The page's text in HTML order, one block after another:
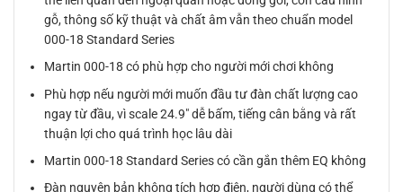
gỗ, thông số kỹ thuật và chất âm vẫn theo chuẩn model
000-18 Standard Series
Martin 000-18 có phù hợp cho người mới chơi không
Phù hợp nếu người mới muốn đầu tư đàn chất lượng cao
ngay từ đầu, vì scale 24.9″ dễ bấm, tiếng cân bằng và rất
thuận lợi cho quá trình học lâu dài
Martin 000-18 Standard Series có cần gắn thêm EQ không
Đàn nguyên bản không tích hợp điện, người dùng có thể